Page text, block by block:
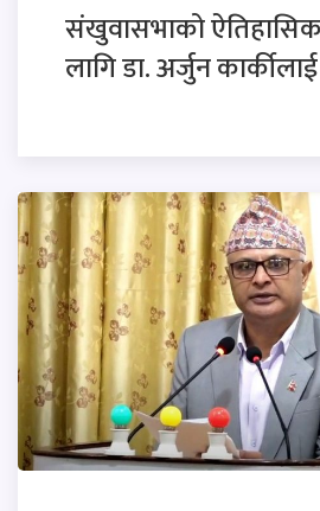
संखुवासभाको
लागि डा. अर्जुन